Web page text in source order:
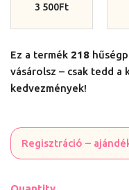
3 500Ft
Ez a termék 218
vásárolsz – csak tedd a
kedvezmények!
Regisztráció –